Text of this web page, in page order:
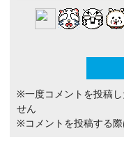
※一度コメントを投稿
せん
※コメントを投稿する際